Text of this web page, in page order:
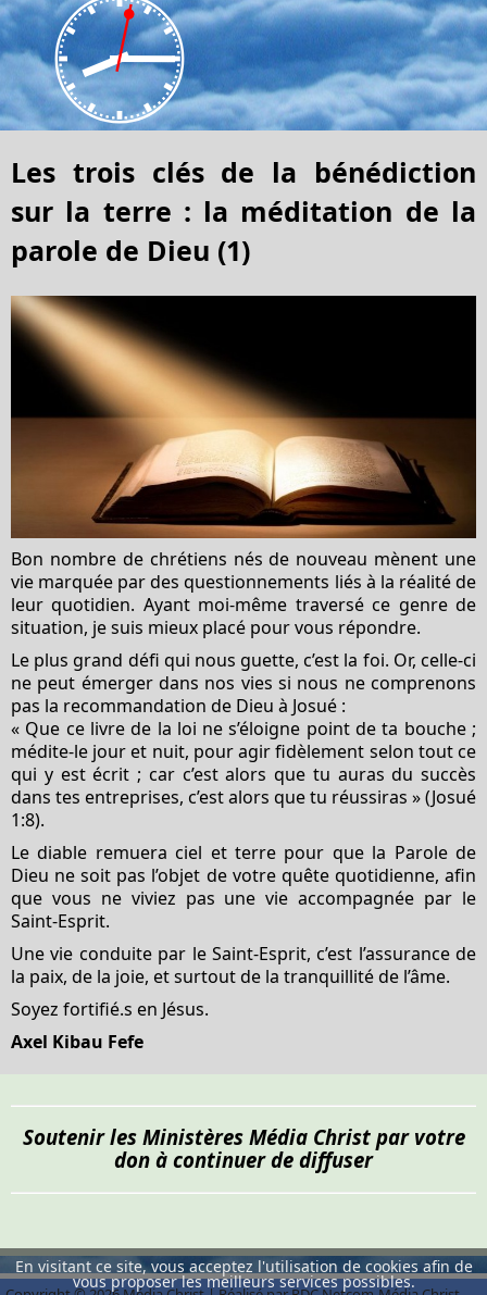
Les trois clés de la bénédiction
sur la terre : la méditation de la
parole de Dieu (1)
Bon nombre de chrétiens nés de nouveau mènent une
vie marquée par des questionnements liés à la réalité de
leur quotidien. Ayant moi-même traversé ce genre de
situation, je suis mieux placé pour vous répondre.
Le plus grand défi qui nous guette, c’est la foi. Or, celle-ci
ne peut émerger dans nos vies si nous ne comprenons
pas la recommandation de Dieu à Josué :
« Que ce livre de la loi ne s’éloigne point de ta bouche ;
médite-le jour et nuit, pour agir fidèlement selon tout ce
qui y est écrit ; car c’est alors que tu auras du succès
dans tes entreprises, c’est alors que tu réussiras » (Josué
1:8).
Le diable remuera ciel et terre pour que la Parole de
Dieu ne soit pas l’objet de votre quête quotidienne, afin
que vous ne viviez pas une vie accompagnée par le
Saint-Esprit.
Une vie conduite par le Saint-Esprit, c’est l’assurance de
la paix, de la joie, et surtout de la tranquillité de l’âme.
Soyez fortifié.s en Jésus.
Axel Kibau Fefe
Soutenir les Ministères Média Christ par votre
don à continuer de diffuser
En visitant ce site, vous acceptez l'utilisation de cookies afin de
vous proposer les meilleurs services possibles.